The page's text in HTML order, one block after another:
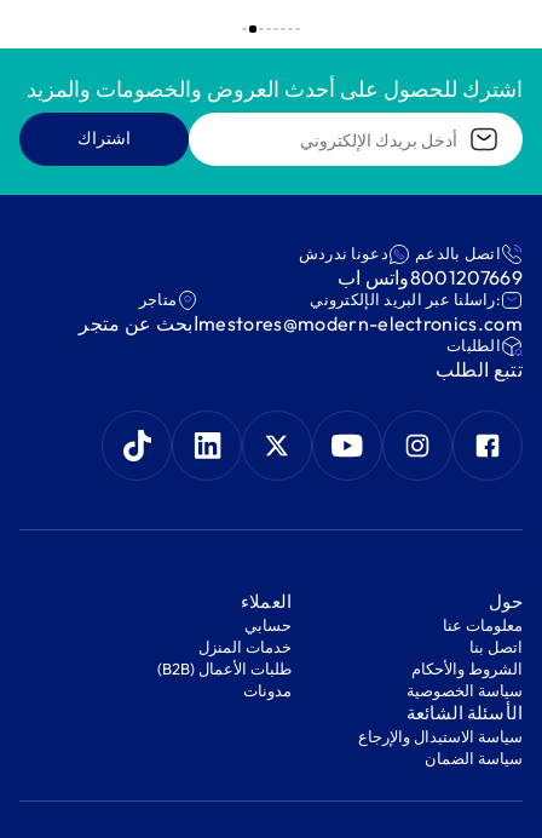
اشترك للحصول على أحدث العروض والخصومات والمزيد
اشتراك
اتصل بالدعم
8001207669
دعونا ندردش
واتس اب
:راسلنا عبر البريد الإلكتروني
mestores@modern-electronics.com
متاجر
ابحث عن متجر
‫الطلبات‬
‫تتبع الطلب‬
‫حول‬
معلومات عنا
اتصل بنا
‫الشروط والأحكام‬
‫سياسة الخصوصية‬
‫العملاء‬
‫حسابي‬
‫خدمات المنزل‬
‫طلبات الأعمال (B2B)‬
مدونات
‫الأسئلة الشائعة‬
‫سياسة الاستبدال والإرجاع‬
‫سياسة الضمان‬